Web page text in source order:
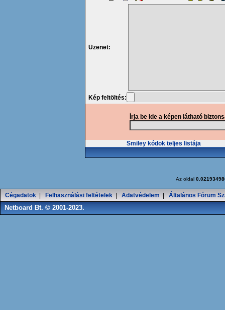
Üzenet:
Kép feltöltés:
Írja be ide a képen látható
Smiley kódok teljes listája
Az oldal
Cégadatok Felhasználási feltételek Adatvédelem Általános Fórum
Netboard Bt. © 2001-2023.